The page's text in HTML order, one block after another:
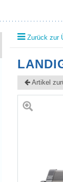
Zurück zur
Artikel